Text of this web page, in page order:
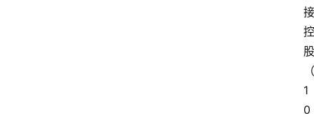
接
控
股
（
1
0